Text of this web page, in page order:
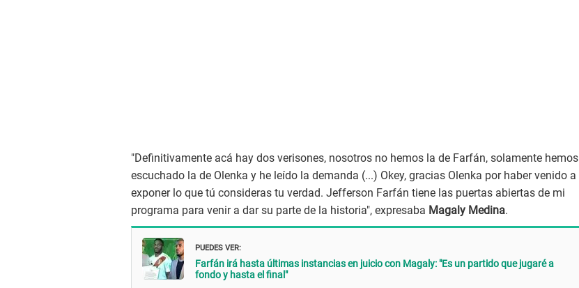
"Definitivamente acá hay dos verisones, nosotros no hemos la de Farfán, solamente hemos
escuchado la de Olenka y he leído la demanda (...) Okey, gracias Olenka por haber venido a
exponer lo que tú consideras tu verdad. Jefferson Farfán tiene las puertas abiertas de mi
programa para venir a dar su parte de la historia", expresaba Magaly Medina.
PUEDES VER:
Farfán irá hasta últimas instancias en juicio con Magaly: "Es un partido que jugaré a
fondo y hasta el final"